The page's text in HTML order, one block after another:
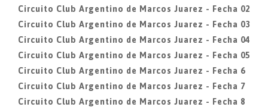
Circuito Club Argentino de Marcos Juarez - Fecha 02
Circuito Club Argentino de Marcos Juarez - Fecha 03
Circuito Club Argentino de Marcos Juarez - Fecha 04
Circuito Club Argentino de Marcos Juarez - Fecha 05
Circuito Club Argentino de Marcos Juarez - Fecha 6
Circuito Club Argentino de Marcos Juarez - Fecha 7
Circuito Club Argentino de Marcos Juarez - Fecha 8